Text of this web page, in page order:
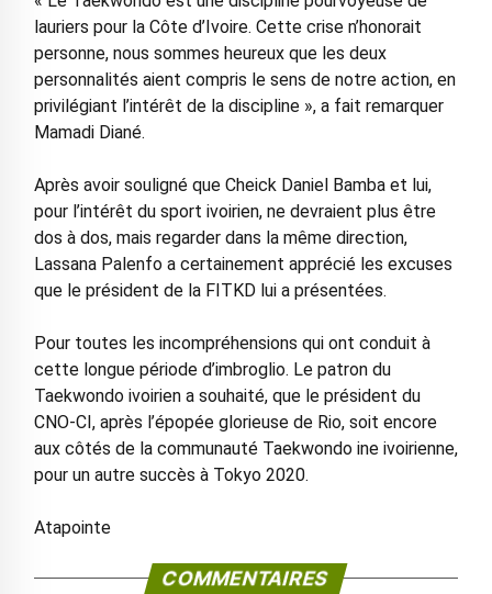
lauriers pour la Côte d’Ivoire. Cette crise n’honorait
personne, nous sommes heureux que les deux
personnalités aient compris le sens de notre action, en
privilégiant l’intérêt de la discipline », a fait remarquer
Mamadi Diané.
Après avoir souligné que Cheick Daniel Bamba et lui,
pour l’intérêt du sport ivoirien, ne devraient plus être
dos à dos, mais regarder dans la même direction,
Lassana Palenfo a certainement apprécié les excuses
que le président de la FITKD lui a présentées.
Pour toutes les incompréhensions qui ont conduit à
cette longue période d’imbroglio. Le patron du
Taekwondo ivoirien a souhaité, que le président du
CNO-CI, après l’épopée glorieuse de Rio, soit encore
aux côtés de la communauté Taekwondo ine ivoirienne,
pour un autre succès à Tokyo 2020.
Atapointe
COMMENTAIRES